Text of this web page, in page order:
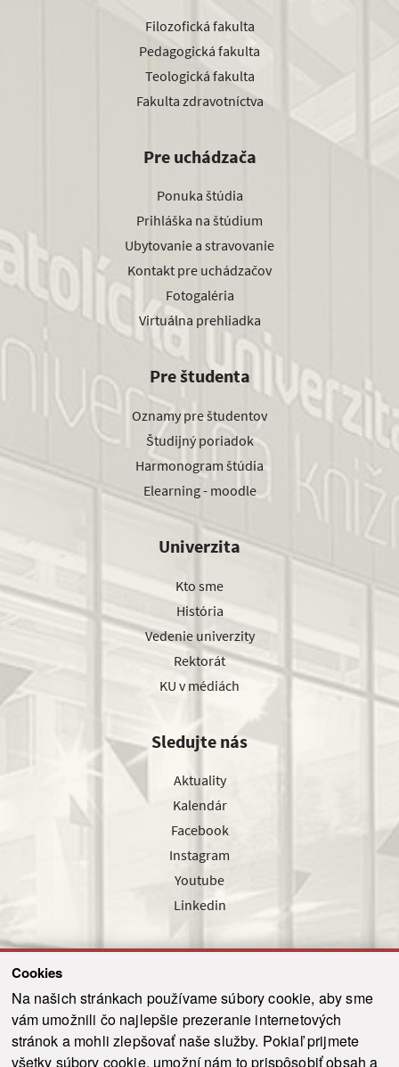
Cookies
Na našich stránkach používame súbory cookie, aby sme
vám umožnili čo najlepšie prezeranie internetových
stránok a mohli zlepšovať naše služby. Pokiaľ prijmete
všetky súbory cookie, umožní nám to prispôsobiť obsah a
Filozofická fakulta
Pedagogická fakulta
Teologická fakulta
Fakulta zdravotníctva
Pre uchádzača
Ponuka štúdia
Prihláška na štúdium
Ubytovanie a stravovanie
Kontakt pre uchádzačov
Fotogaléria
Virtuálna prehliadka
Pre študenta
Oznamy pre študentov
Študijný poriadok
Harmonogram štúdia
Elearning - moodle
Univerzita
Kto sme
História
Vedenie univerzity
Rektorát
KU v médiách
Sledujte nás
Aktuality
Kalendár
Facebook
Instagram
Youtube
Linkedin